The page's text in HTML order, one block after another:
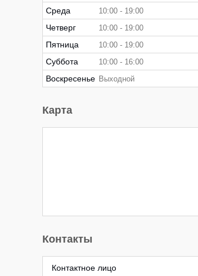
Среда 10:00 19:00
Четверг 10:00 19:00
Пятница 10:00 19:00
Суббота 10:00 16:00
Воскресенье Выходной
Карта
Контакты